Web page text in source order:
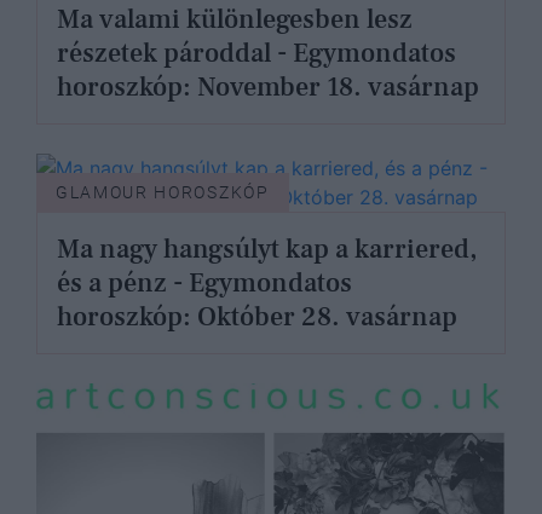
Ma valami különlegesben lesz
részetek pároddal - Egymondatos
horoszkóp: November 18. vasárnap
GLAMOUR HOROSZKÓP
Ma nagy hangsúlyt kap a karriered,
és a pénz - Egymondatos
horoszkóp: Október 28. vasárnap